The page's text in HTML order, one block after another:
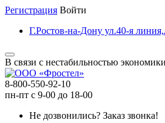
Регистрация Войти
Г.Ростов-на-Дону ул.40-я
В связи с нестабильностью
8-800-550-92-10
пн-пт с 9-00 до 18-00
Не дозвонились? Заказ звонка!